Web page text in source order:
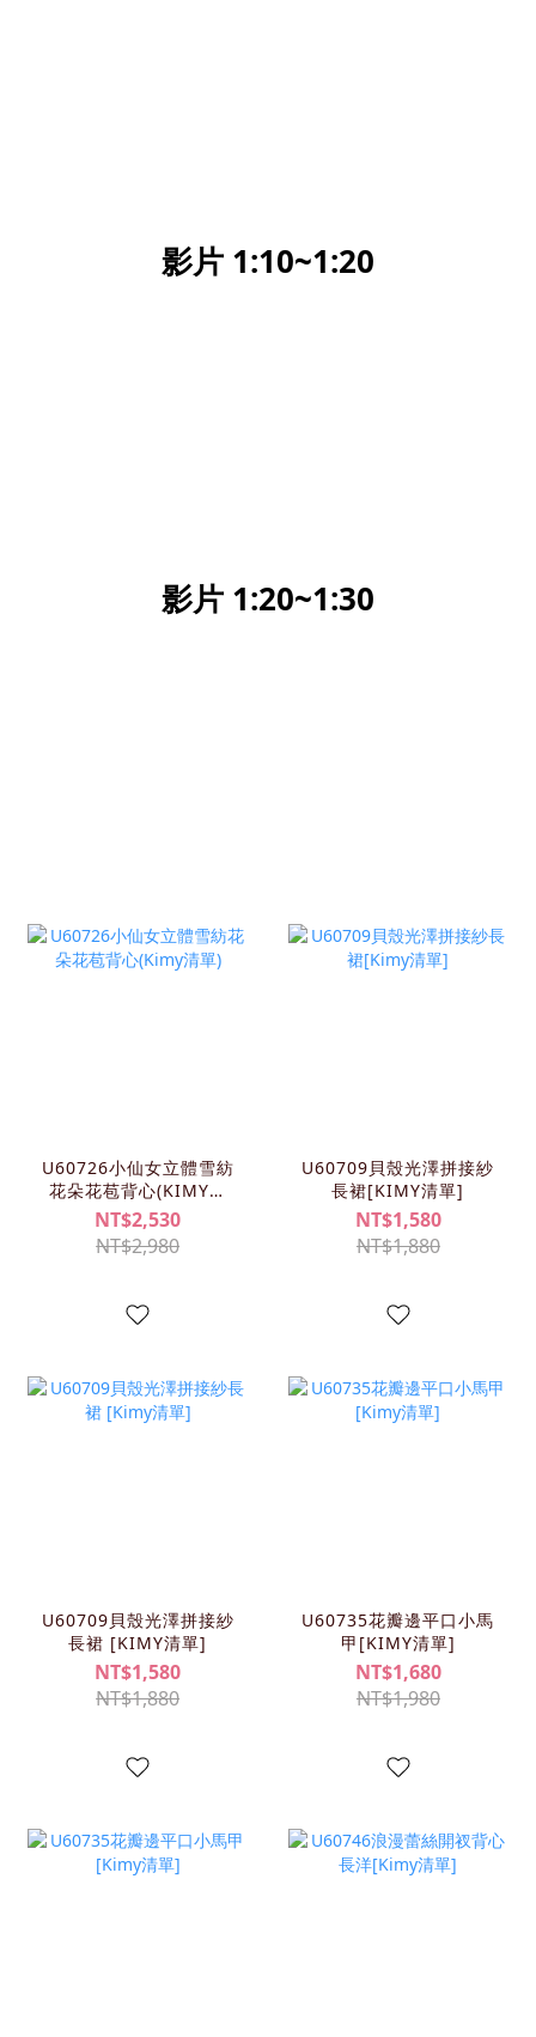
影片 1:10~1:20
影片 1:20~1:30
U60726小仙女立體雪紡
花朵花苞背心(KIMY清
單)
NT$2,530
NT$2,980
U60709貝殼光澤拼接紗
長裙[KIMY清單]
NT$1,580
NT$1,880
U60709貝殼光澤拼接紗
長裙 [KIMY清單]
NT$1,580
NT$1,880
U60735花瓣邊平口小馬
甲[KIMY清單]
NT$1,680
NT$1,980